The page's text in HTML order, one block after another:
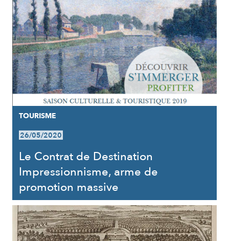
TOURISME
26/05/2020
Le Contrat de Destination
Impressionnisme, arme de
promotion massive